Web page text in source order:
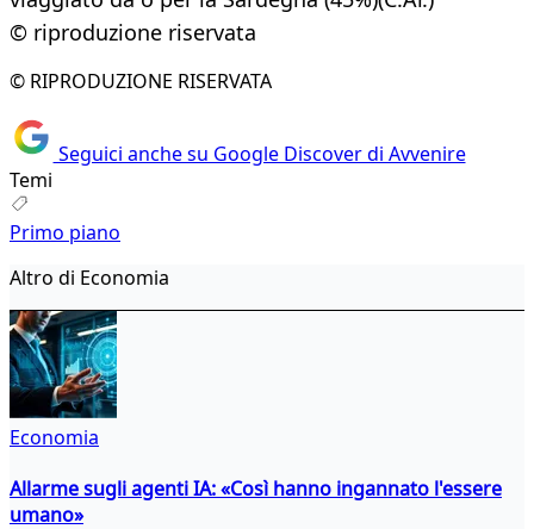
© riproduzione riservata
© RIPRODUZIONE RISERVATA
Seguici anche su Google Discover di Avvenire
Temi
Primo piano
Altro di Economia
Economia
Allarme sugli agenti IA: «Così hanno ingannato l'essere
umano»